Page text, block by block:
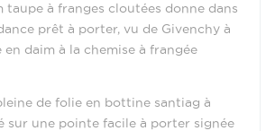
taupe à franges cloutées donne dans
prêt à porter, vu de Givenchy à
en daim à la chemise à frangée
de folie en bottine santiag à
sur une pointe facile à porter signée